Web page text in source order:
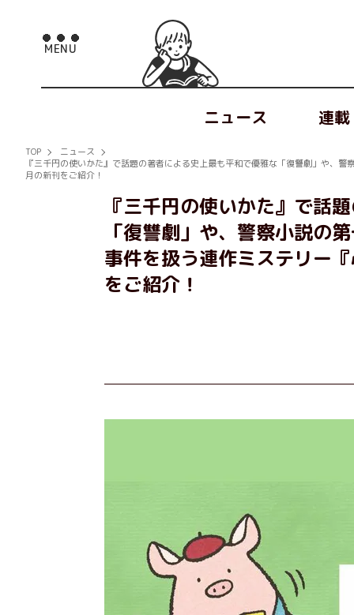
ニュース 連載
TOP
ニュース
『三千円の使いかた』で話題の著者による史上最も平和で優雅な「復讐劇」や、
月の新刊をご紹介！
『三千円の使いかた』で話
「復讐劇」や、警察小説の
事件を扱う連作ミステリー
をご紹介！